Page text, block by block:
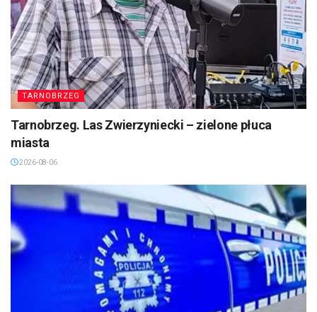
TARNOBRZEG
Tarnobrzeg. Las Zwierzyniecki – zielone płuca
miasta
2026-08-06